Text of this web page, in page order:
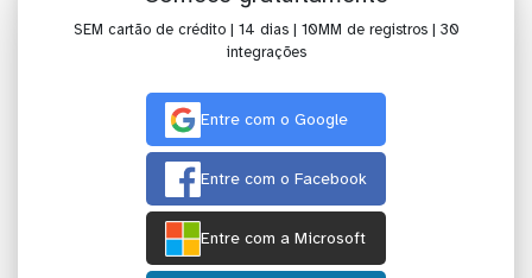
SEM cartão de crédito | 14 dias | 10MM de registros | 30
integrações
Entre com o Google
Entre com o Facebook
Entre com a Microsoft